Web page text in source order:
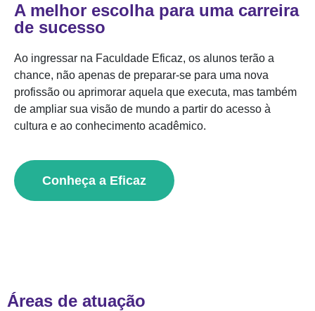
A melhor escolha para uma carreira
de sucesso
Ao ingressar na Faculdade Eficaz, os alunos terão a
chance, não apenas de preparar-se para uma nova
profissão ou aprimorar aquela que executa, mas também
de ampliar sua visão de mundo a partir do acesso à
cultura e ao conhecimento acadêmico.
Conheça a Eficaz
Áreas de atuação